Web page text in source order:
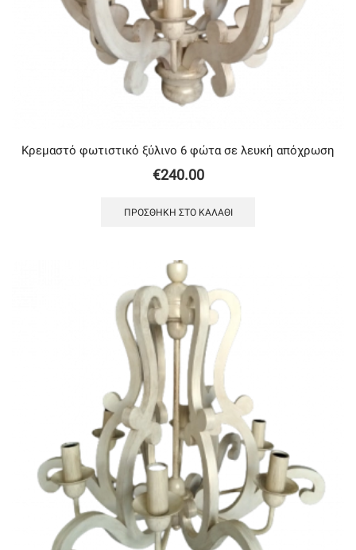
Κρεμαστό φωτιστικό ξύλινο 6 φώτα σε λευκή απόχρωση
€240.00
ΠΡΟΣΘΉΚΗ ΣΤΟ ΚΑΛΆΘΙ